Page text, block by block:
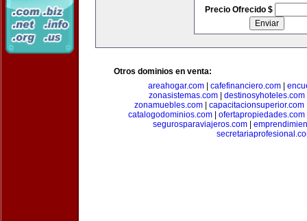
Precio Ofrecido $
Otros dominios en venta:
areahogar.com| cafefinanciero.com|
zonasistemas.com| destinosyhoteles.com
zonamuebles.com| capacitacionsuperior.com
catalogodominios.com| ofertapropiedades.com
segurosparaviajeros.com